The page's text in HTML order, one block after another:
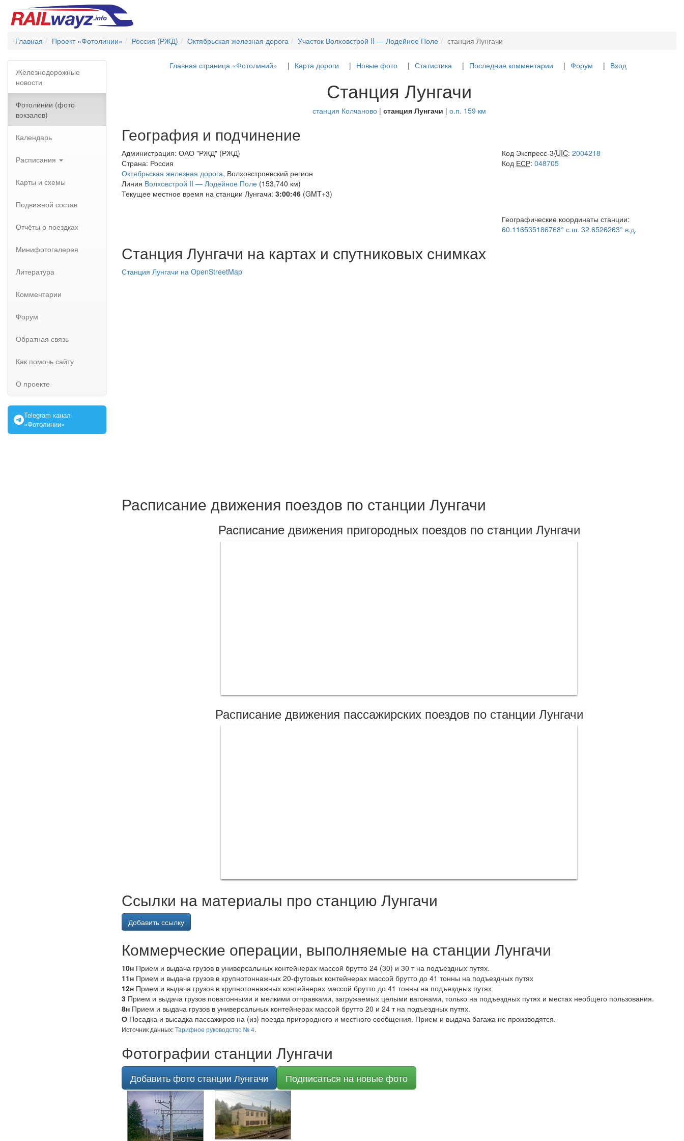
Главная Проект «Фотолинии» Россия (РЖД) Октябрьская железная дорога Участок Волховстрой II — Лодейное Поле станция Лунгачи
Железнодорожные
новости
Фотолинии (фото
вокзалов)
Календарь
Расписания
Карты и схемы
Подвижной состав
Отчёты о поездках
Минифотогалерея
Литература
Комментарии
Форум
Обратная связь
Как помочь сайту
О проекте
Telegram канал
«Фотолинии»
Главная страница «Фотолиний» Карта дороги Новые фото Статистика Последние комментарии Форум Вход
Станция Лунгачи
станция Колчаново| станция Лунгачи | о.п. 159 км
География и подчинение
Администрация: ОАО "РЖД" (РЖД)
Страна: Россия
Октябрьская железная дорога, Волховстроевский регион
Линия Волховстрой II — Лодейное Поле (153,740 км)
Текущее местное время на станции Лунгачи: 3:00:46 (GMT+3)
Код Экспресс-3/UIC: 2004218
Код ЕСР: 048705
Географические координаты станции:
60.116535186768° с.ш. 32.6526263° в.д.
Станция Лунгачи на картах и спутниковых снимках
Станция Лунгачи на OpenStreetMap
Расписание движения поездов по станции Лунгачи
Расписание движения пригородных поездов по станции Лунгачи
Расписание движения пассажирских поездов по станции Лунгачи
Ссылки на материалы про станцию Лунгачи
Добавить ссылку
Коммерческие операции, выполняемые на станции Лунгачи
10н Прием и выдача грузов в универсальных контейнерах массой брутто 24 (30) и 30 т на подъездных путях.
11н Прием и выдача грузов в крупнотоннажных 20-футовых контейнерах массой брутто до 41 тонны на подъездных путях
12н Прием и выдача грузов в крупнотоннажных контейнерах массой брутто до 41 тонны на подъездных путях
3 Прием и выдача грузов повагонными и мелкими отправками, загружаемых целыми вагонами, только на подъездных путях и местах необщего пользования.
8н Прием и выдача грузов в универсальных контейнерах массой брутто 20 и 24 т на подъездных путях.
О Посадка и высадка пассажиров на (из) поезда пригородного и местного сообщения. Прием и выдача багажа не производятся.
Источник данных:Тарифное руководство № 4.
Фотографии станции Лунгачи
Добавить фото станции Лунгачи Подписаться на новые фото